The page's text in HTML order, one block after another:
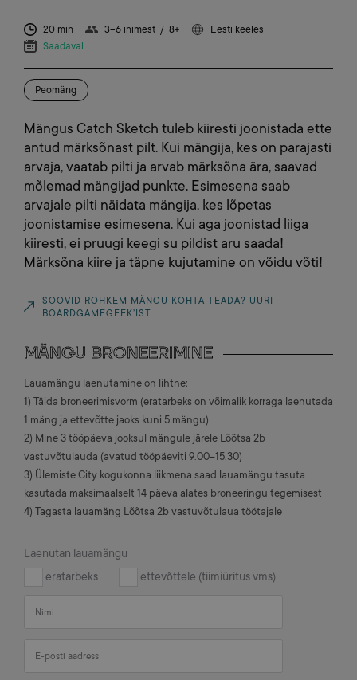
20 min 3–6 inimest / 8+
Eesti keeles
Saadaval
Peomäng
Mängus Catch Sketch tuleb kiiresti joonistada ette
antud märksõnast pilt. Kui mängija, kes on parajasti
arvaja, vaatab pilti ja arvab märksõna ära, saavad
mõlemad mängijad punkte. Esimesena saab
arvajale pilti näidata mängija, kes lõpetas
joonistamise esimesena. Kui aga joonistad liiga
kiiresti, ei pruugi keegi su pildist aru saada!
Märksõna kiire ja täpne kujutamine on võidu võti!
SOOVID ROHKEM MÄNGU KOHTA TEADA? UURI
BOARDGAMEGEEK’IST.
MÄNGU BRONEERIMINE
Lauamängu laenutamine on lihtne:
1) Täida broneerimisvorm (eratarbeks on võimalik korraga laenutada
1 mäng ja ettevõtte jaoks kuni 5 mängu)
2) Mine 3 tööpäeva jooksul mängule järele Lõõtsa 2b
vastuvõtulauda (avatud tööpäeviti 9.00–15.30)
3) Ülemiste City kogukonna liikmena saad lauamängu tasuta
kasutada maksimaalselt 14 päeva alates broneeringu tegemisest
4) Tagasta lauamäng Lõõtsa 2b vastuvõtulaua töötajale
Laenutan lauamängu
eratarbeks
ettevõttele (tiimiüritus vms)